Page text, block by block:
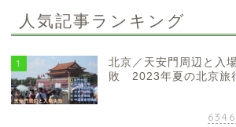
人気記事ランキング
1
北京／天安門周辺と入
敗 2023年夏の北京旅
6346